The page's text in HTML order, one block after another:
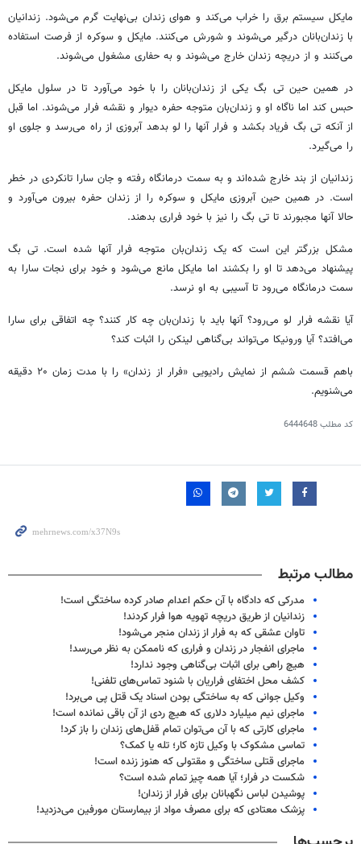
مایکل سیستم برق را خراب می‌کند و هوای زندان بی‌نهایت گرم می‌شود. زندانیان
با زندان‌بانان درگیر می‌شوند و شورش می‌کنند. مایکل و سوکره از فرصت استفاده
می‌کنند و از دریچه زندان خارج می‌شوند و به حفاری مشغول می‌شوند.
در همین حین تی بگ یکی از زندان‌بانان را با خود می‌آورد تا در سلول مایکل
حبس کند اما ناگاه او و زندان‌بان متوجه حفره دیوار و نقشه فرار می‌شوند. اما قبل
از آنکه تی بگ فریاد بکشد و فرار آنها را لو بدهد آبروزی از راه می‌رسد و جلوی او
را می‌گیرد.
زندانیان از بند خارج شده‌اند و به سمت درمانگاه رفته و جان سارا تانکردی در خطر
است. در همین حین آبروزی مایکل و سوکره را از زندان حفره بیرون می‌آورد و
حالا آنها مجبورند تا تی بگ را نیز با خود فراری بدهند.
مشکل بزرگتر این است که یک زندان‌بان متوجه فرار آنها شده است. تی بگ
پیشنهاد می‌دهد تا او را بکشند اما مایکل مانع می‌شود و خود برای نجات سارا به
سمت درمانگاه می‌رود تا آسیبی به او نرسد.
آیا نقشه فرار لو می‌رود؟ آنها باید با زندان‌بان چه کار کنند؟ چه اتفاقی برای سارا
می‌افتد؟ آیا ورونیکا می‌تواند بی‌گناهی لینکن را اثبات کند؟
باهم قسمت ششم از نمایش رادیویی «فرار از زندان» را با مدت زمان ۲۰ دقیقه
می‌شنویم.
کد مطلب6444648
مطالب مرتبط
مدرکی که دادگاه با آن حکم اعدام صادر کرده ساختگی است!
زندانیان از طریق دریچه تهویه هوا فرار کردند!
تاوان عشقی که به فرار از زندان منجر می‌شود!
ماجرای انفجار در زندان و فراری که ناممکن به نظر می‌رسد!
هیچ راهی برای اثبات بی‌گناهی وجود ندارد!
کشف محل اختفای فراریان با شنود تماس‌های تلفنی!
وکیل جوانی که به ساختگی بودن اسناد یک قتل پی می‌برد!
ماجرای نیم میلیارد دلاری که هیچ ردی از آن باقی نمانده است!
ماجرای کارتی که با آن می‌توان تمام قفل‌های زندان را باز کرد!
تماسی مشکوک با وکیل تازه کار؛ تله یا کمک؟
ماجرای قتلی ساختگی و مقتولی که هنوز زنده است!
شکست در فرار؛ آیا همه چیز تمام شده است؟
پوشیدن لباس نگهبانان برای فرار از زندان!
پزشک معتادی که برای مصرف مواد از بیمارستان مورفین می‌دزدید!